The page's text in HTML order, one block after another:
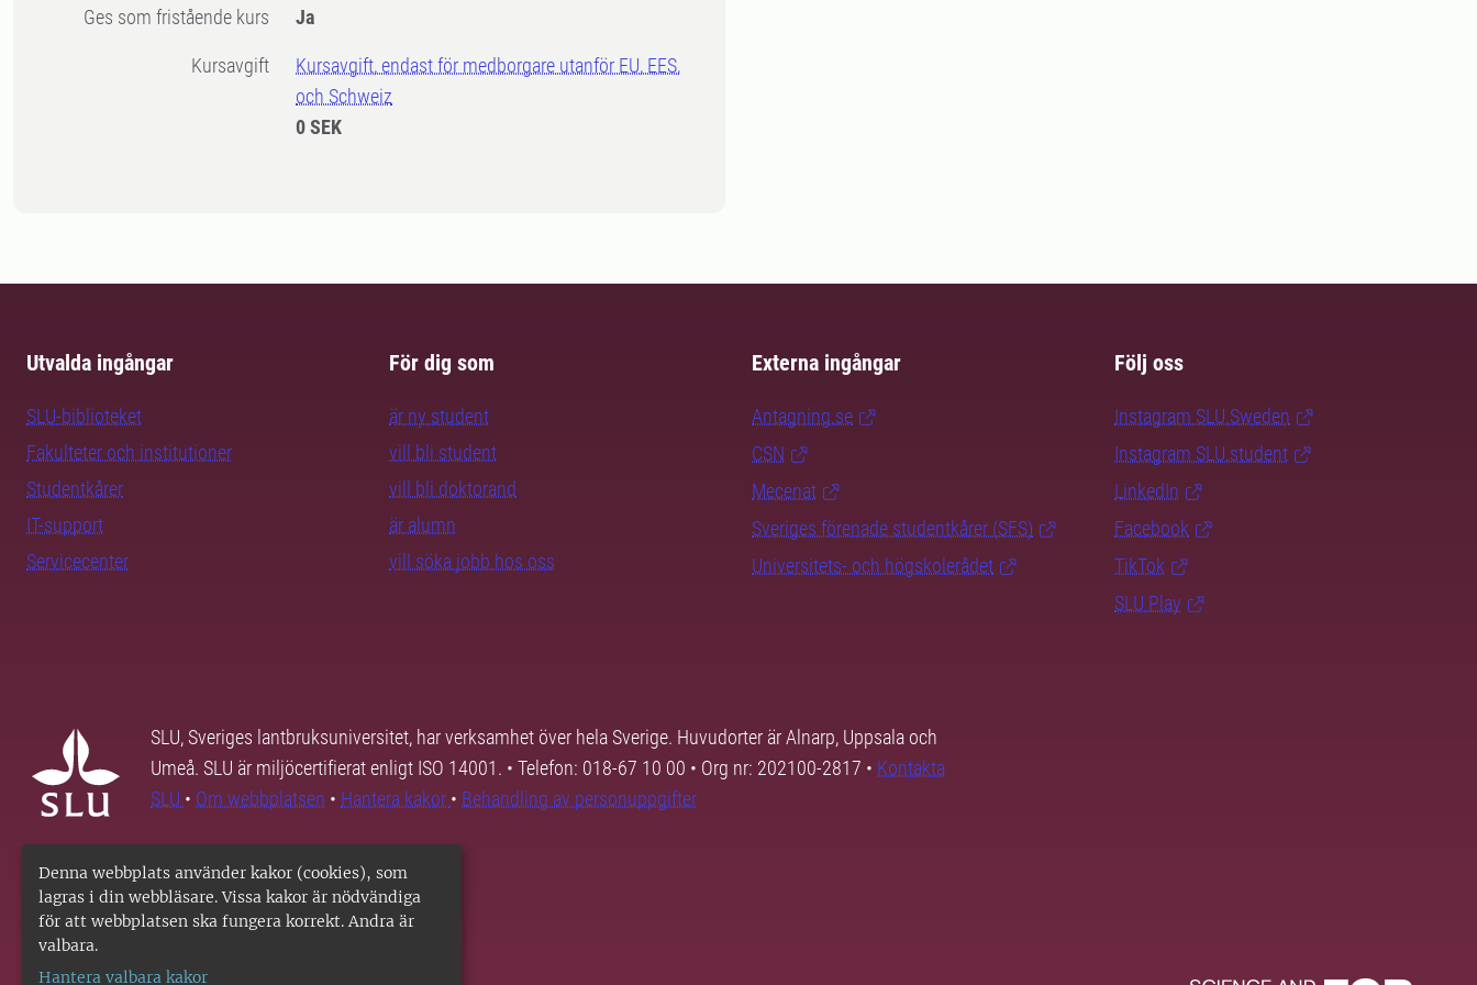
Denna webbplats använder kakor (cookies), som
lagras i din webbläsare. Vissa kakor är nödvändiga
för att webbplatsen ska fungera korrekt. Andra är
valbara.
Hantera valbara kakor
Ges som fristående kurs Ja
Kursavgift
Kursavgift, endast för medborgare utanför EU, EES,
och Schweiz
0 SEK
Utvalda ingångar
SLU-biblioteket
Fakulteter och institutioner
Studentkårer
IT-support
Servicecenter
För dig som
är ny student
vill bli student
vill bli doktorand
är alumn
vill söka jobb hos oss
Externa ingångar
Antagning.se
CSN
Mecenat
Sveriges förenade studentkårer (SFS)
Universitets- och högskolerådet
Följ oss
Instagram SLU.Sweden
Instagram SLU.student
LinkedIn
Facebook
TikTok
SLU Play
SLU, Sveriges lantbruksuniversitet, har verksamhet över hela Sverige. Huvudorter är Alnarp, Uppsala och
Umeå. SLU är miljöcertifierat enligt ISO 14001. • Telefon: 018-67 10 00 • Org nr: 202100-2817 • Kontakta
SLU • Om webbplatsen • Hantera kakor • Behandling av personuppgifter